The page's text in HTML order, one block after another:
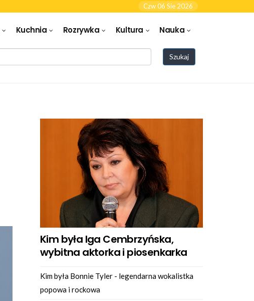
Czw 06 Sie 2026
Kuchnia Rozrywka Kultura Nauka
Szukaj
Kim była Iga Cembrzyńska,
wybitna aktorka i piosenkarka
Kim była Bonnie Tyler - legendarna wokalistka
popowa i rockowa